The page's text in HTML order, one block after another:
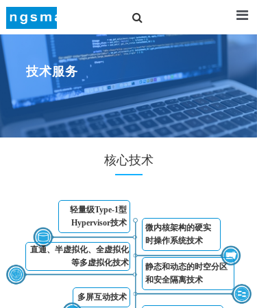
技术服务
核心技术
轻量级Type-1型
Hypervisor技术
微内核架构的硬实
时操作系统技术
直通、半虚拟化、全虚拟化
等多虚拟化技术
静态和动态的时空分区
和安全隔离技术
多屏互动技术